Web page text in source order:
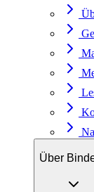
Über